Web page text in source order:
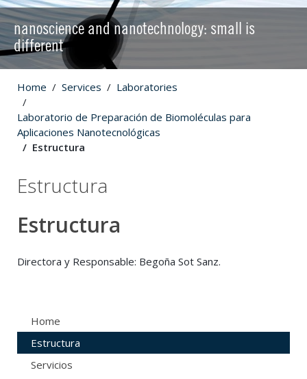
nanoscience and nanotechnology: small is
different
Home Services Laboratories
Laboratorio de Preparación de Biomoléculas para
Aplicaciones Nanotecnológicas
Estructura
Estructura
Estructura
Directora y Responsable: Begoña Sot Sanz.
Home
Estructura
Servicios